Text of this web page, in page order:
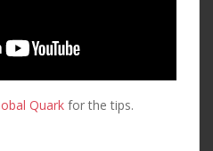
Quark for the tips.